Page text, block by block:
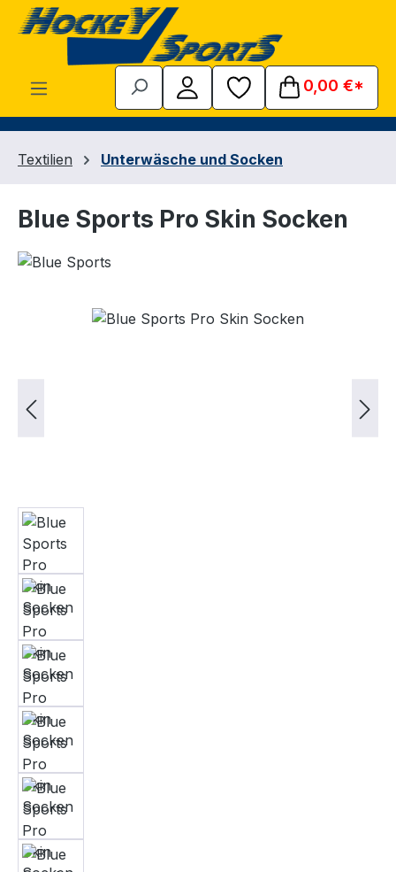
Zum Hauptinhalt springen
0,00 €*
Textilien Unterwäsche und Socken
Blue Sports Pro Skin Socken
Bildergalerie überspringen